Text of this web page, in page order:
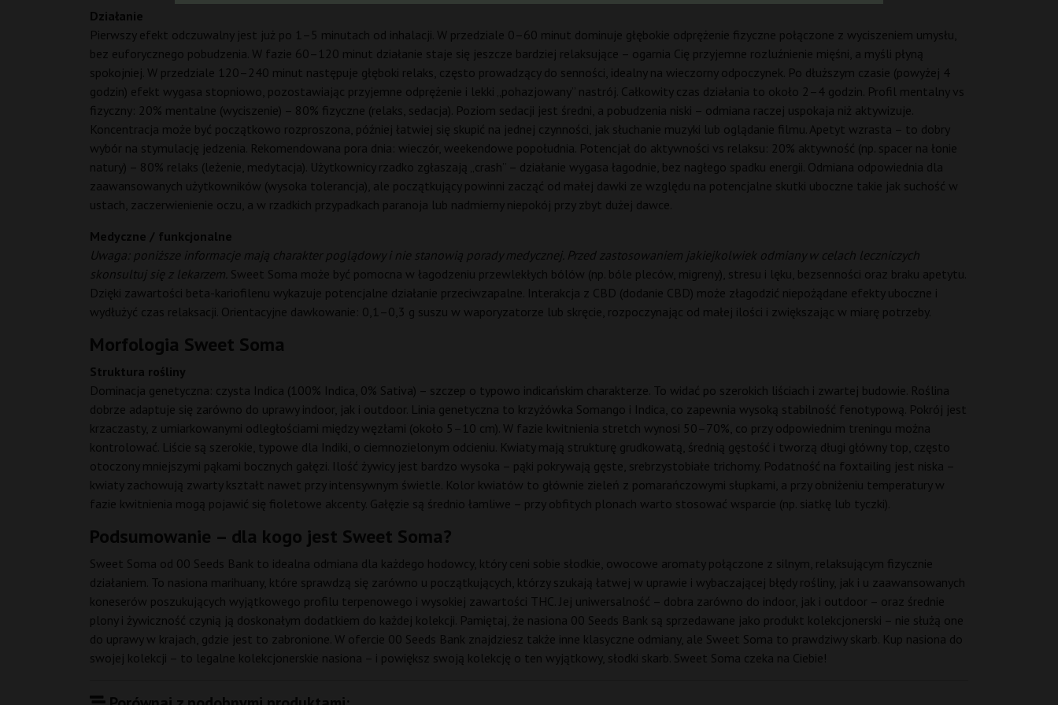
Działanie
Pierwszy efekt odczuwalny jest już po 1–5 minutach od inhalacji. W przedziale 0–60 minut dominuje głębokie odprężenie fizyczne połączone z wyciszeniem umysłu,
bez euforycznego pobudzenia. W fazie 60–120 minut działanie staje się jeszcze bardziej relaksujące – ogarnia Cię przyjemne rozluźnienie mięśni, a myśli płyną
spokojniej. W przedziale 120–240 minut następuje głęboki relaks, często prowadzący do senności, idealny na wieczorny odpoczynek. Po dłuższym czasie (powyżej 4
godzin) efekt wygasa stopniowo, pozostawiając przyjemne odprężenie i lekki „pohazjowany” nastrój. Całkowity czas działania to około 2–4 godzin. Profil mentalny vs
fizyczny: 20% mentalne (wyciszenie) – 80% fizyczne (relaks, sedacja). Poziom sedacji jest średni, a pobudzenia niski – odmiana raczej uspokaja niż aktywizuje.
Koncentracja może być początkowo rozproszona, później łatwiej się skupić na jednej czynności, jak słuchanie muzyki lub oglądanie filmu. Apetyt wzrasta – to dobry
wybór na stymulację jedzenia. Rekomendowana pora dnia: wieczór, weekendowe popołudnia. Potencjał do aktywności vs relaksu: 20% aktywność (np. spacer na łonie
natury) – 80% relaks (leżenie, medytacja). Użytkownicy rzadko zgłaszają „crash” – działanie wygasa łagodnie, bez nagłego spadku energii. Odmiana odpowiednia dla
zaawansowanych użytkowników (wysoka tolerancja), ale początkujący powinni zacząć od małej dawki ze względu na potencjalne skutki uboczne takie jak suchość w
ustach, zaczerwienienie oczu, a w rzadkich przypadkach paranoja lub nadmierny niepokój przy zbyt dużej dawce.
Medyczne / funkcjonalne
Uwaga: poniższe informacje mają charakter poglądowy i nie stanowią porady medycznej. Przed zastosowaniem jakiejkolwiek odmiany w celach leczniczych
skonsultuj się z lekarzem. Sweet Soma może być pomocna w łagodzeniu przewlekłych bólów (np. bóle pleców, migreny), stresu i lęku, bezsenności oraz braku apetytu.
Dzięki zawartości beta-kariofilenu wykazuje potencjalne działanie przeciwzapalne. Interakcja z CBD (dodanie CBD) może złagodzić niepożądane efekty uboczne i
wydłużyć czas relaksacji. Orientacyjne dawkowanie: 0,1–0,3 g suszu w waporyzatorze lub skręcie, rozpoczynając od małej ilości i zwiększając w miarę potrzeby.
Morfologia Sweet Soma
Struktura rośliny
Dominacja genetyczna: czysta Indica (100% Indica, 0% Sativa) – szczep o typowo indicańskim charakterze. To widać po szerokich liściach i zwartej budowie. Roślina
dobrze adaptuje się zarówno do uprawy indoor, jak i outdoor. Linia genetyczna to krzyżówka Somango i Indica, co zapewnia wysoką stabilność fenotypową. Pokrój jest
krzaczasty, z umiarkowanymi odległościami między węzłami (około 5–10 cm). W fazie kwitnienia stretch wynosi 50–70%, co przy odpowiednim treningu można
kontrolować. Liście są szerokie, typowe dla Indiki, o ciemnozielonym odcieniu. Kwiaty mają strukturę grudkowatą, średnią gęstość i tworzą długi główny top, często
otoczony mniejszymi pąkami bocznych gałęzi. Ilość żywicy jest bardzo wysoka – pąki pokrywają gęste, srebrzystobiałe trichomy. Podatność na foxtailing jest niska –
kwiaty zachowują zwarty kształt nawet przy intensywnym świetle. Kolor kwiatów to głównie zieleń z pomarańczowymi słupkami, a przy obniżeniu temperatury w
fazie kwitnienia mogą pojawić się fioletowe akcenty. Gałęzie są średnio łamliwe – przy obfitych plonach warto stosować wsparcie (np. siatkę lub tyczki).
Podsumowanie – dla kogo jest Sweet Soma?
Sweet Soma od 00 Seeds Bank to idealna odmiana dla każdego hodowcy, który ceni sobie słodkie, owocowe aromaty połączone z silnym, relaksującym fizycznie
działaniem. To nasiona marihuany, które sprawdzą się zarówno u początkujących, którzy szukają łatwej w uprawie i wybaczającej błędy rośliny, jak i u zaawansowanych
koneserów poszukujących wyjątkowego profilu terpenowego i wysokiej zawartości THC. Jej uniwersalność – dobra zarówno do indoor, jak i outdoor – oraz średnie
plony i żywiczność czynią ją doskonałym dodatkiem do każdej kolekcji. Pamiętaj, że nasiona 00 Seeds Bank są sprzedawane jako produkt kolekcjonerski – nie służą one
do uprawy w krajach, gdzie jest to zabronione. W ofercie 00 Seeds Bank znajdziesz także inne klasyczne odmiany, ale Sweet Soma to prawdziwy skarb. Kup nasiona do
swojej kolekcji – to legalne kolekcjonerskie nasiona – i powiększ swoją kolekcję o ten wyjątkowy, słodki skarb. Sweet Soma czeka na Ciebie!